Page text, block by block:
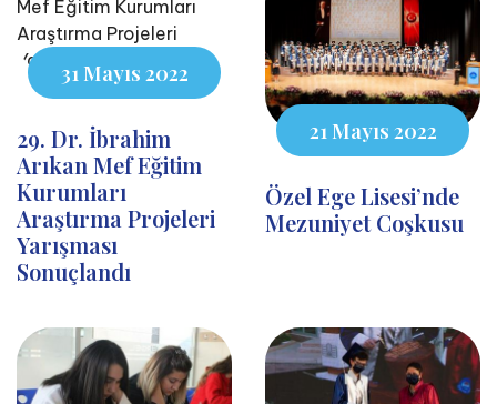
31 Mayıs 2022
29. Dr. İbrahim
Arıkan Mef Eğitim
Kurumları
Araştırma Projeleri
Yarışması
Sonuçlandı
21 Mayıs 2022
Özel Ege Lisesi’nde
Mezuniyet Coşkusu